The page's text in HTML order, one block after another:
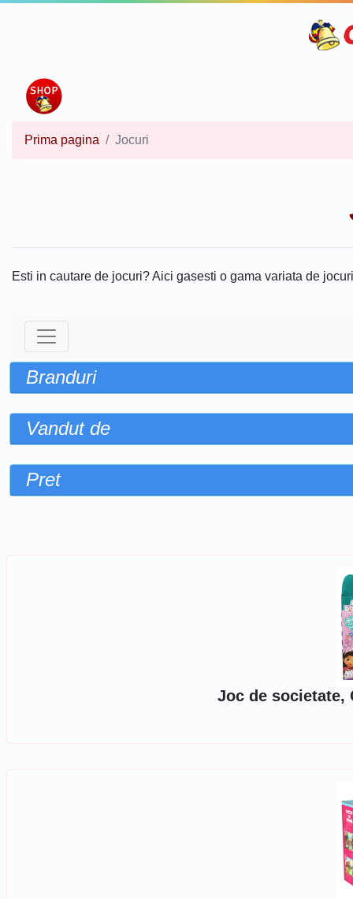
Prima pagina Jocuri
Esti in cautare de jocuri? Aici gasesti o gama variata de
Branduri
Vandut de
Pret
Joc de societate,